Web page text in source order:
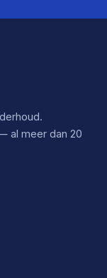
al meer dan 20